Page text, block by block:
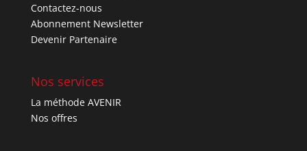
Contactez-nous
Abonnement Newsletter
Devenir Partenaire
Nos services
La méthode AVENIR
Nos offres